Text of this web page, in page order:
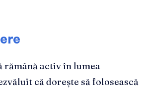
activ în lumea
că dorește să folosească